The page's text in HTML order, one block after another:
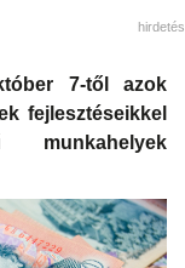
hirdetés
7-től azok
fejlesztéseikkel
munkahelyek